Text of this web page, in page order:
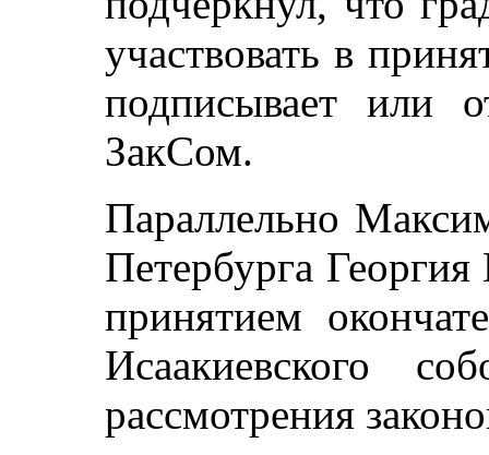
участвовать в
подписывает или
ЗакСом.
Параллельно
Петербурга
принятием
Исаакиевского
рассмотрения